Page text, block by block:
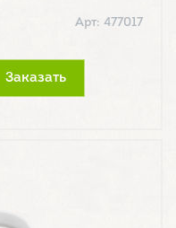
Арт: 477017
Заказать